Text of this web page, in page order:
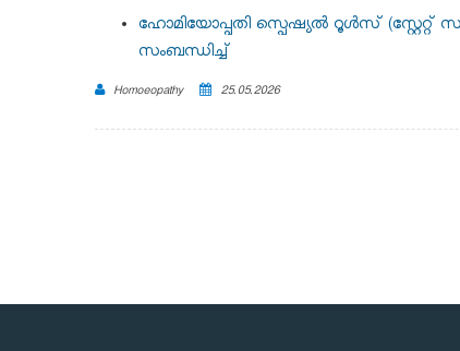
ഹോമിയോപ്പതി സ്പെഷ്യൽ റൂൾസ് (സ്റ്റേറ്റ്
സംബന്ധിച്ച്
Homoeopathy 25.05.2026